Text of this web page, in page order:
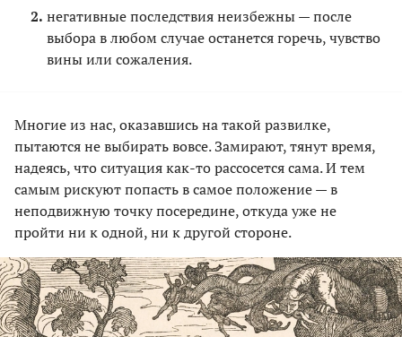
негативные последствия неизбежны — после
выбора в любом случае останется горечь, чувство
вины или сожаления.
Многие из нас, оказавшись на такой развилке,
пытаются не выбирать вовсе. Замирают, тянут время,
надеясь, что ситуация как-то рассосется сама. И тем
самым рискуют попасть в самое положение — в
неподвижную точку посередине, откуда уже не
пройти ни к одной, ни к другой стороне.